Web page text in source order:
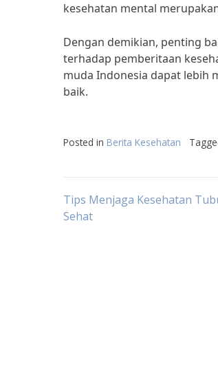
kesehatan mental
Dengan demikian, penting
terhadap pemberitaan
muda Indonesia dapat lebih
baik.
Posted in Berita Kesehatan
Post
Tips Menjaga Kesehatan
Sehat